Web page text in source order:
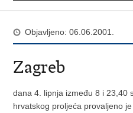
Objavljeno: 06.06.2001.
Zagreb
dana 4. lipnja između 8 i 23,40
hrvatskog proljeća provaljeno